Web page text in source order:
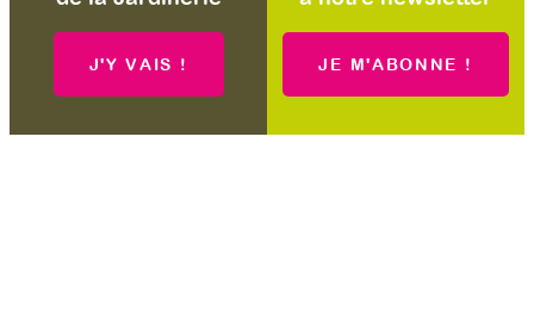
J'Y VAIS ! JE M'ABONNE !